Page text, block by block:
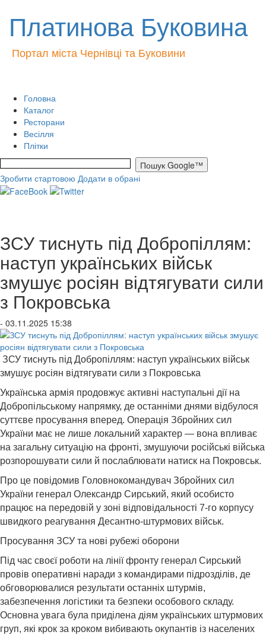
Платинова Буковина
Портал міста Чернівці та Буковини
Головна
Каталог
Ресторани
Весілля
Плітки
Зробити стартовою Додати в обрані
ЗСУ тиснуть під Добропіллям:
наступ українських військ
змушує росіян відтягувати сили
з Покровська
- 03.11.2025 15:38
ЗСУ тиснуть під Добропіллям: наступ українських військ
змушує росіян відтягувати сили з Покровська
Українська армія продовжує активні наступальні дії на
Добропільському напрямку, де останніми днями відбулося
суттєве просування вперед. Операція Збройних сил
України має не лише локальний характер — вона впливає
на загальну ситуацію на фронті, змушуючи російські війська
розпорошувати сили й послаблювати натиск на Покровськ.
Про це повідомив Головнокомандувач Збройних сил
України генерал Олександр Сирський, який особисто
працює на передовій у зоні відповідальності 7-го корпусу
швидкого реагування Десантно-штурмових військ.
Просування ЗСУ та нові рубежі оборони
Під час своєї роботи на лінії фронту генерал Сирський
провів оперативні наради з командирами підрозділів, де
обговорювалися результати останніх штурмів,
забезпечення логістики та безпеки особового складу.
Основна увага була приділена діям українських штурмових
груп, які крок за кроком вибивають окупантів із населених